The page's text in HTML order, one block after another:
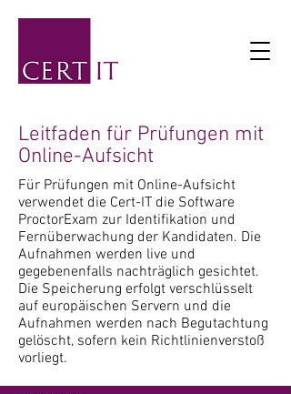
Leitfaden für Prüfungen mit
Online-Aufsicht
Für Prüfungen mit Online-Aufsicht
verwendet die Cert-IT die Software
ProctorExam zur Identifikation und
Fernüberwachung der Kandidaten. Die
Aufnahmen werden live und
gegebenenfalls nachträglich gesichtet.
Die Speicherung erfolgt verschlüsselt
auf europäischen Servern und die
Aufnahmen werden nach Begutachtung
gelöscht, sofern kein Richtlinienverstoß
vorliegt.